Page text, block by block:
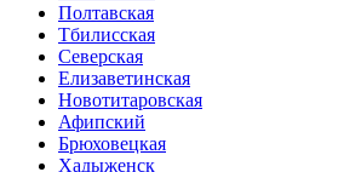
Полтавская
Тбилисская
Северская
Елизаветинская
Новотитаровская
Афипский
Брюховецкая
Хадыженск